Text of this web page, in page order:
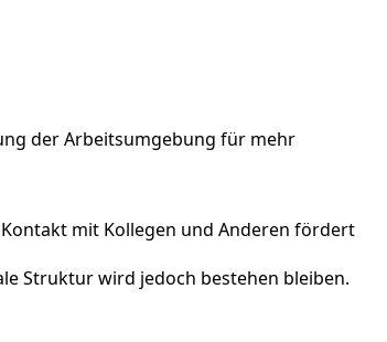
der Arbeitsumgebung für mehr
mit Kollegen und Anderen fördert
Struktur wird jedoch bestehen bleiben.